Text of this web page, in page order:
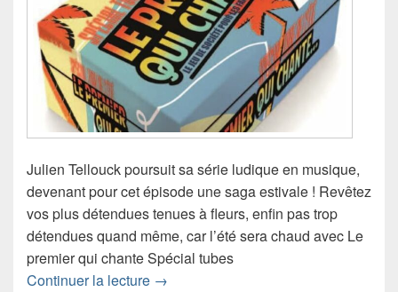
Julien Tellouck poursuit sa série ludique en musique,
devenant pour cet épisode une saga estivale ! Revêtez
vos plus détendues tenues à fleurs, enfin pas trop
détendues quand même, car l’été sera chaud avec Le
premier qui chante Spécial tubes
Continuer la lecture Chronique jeu de société Le premier
→